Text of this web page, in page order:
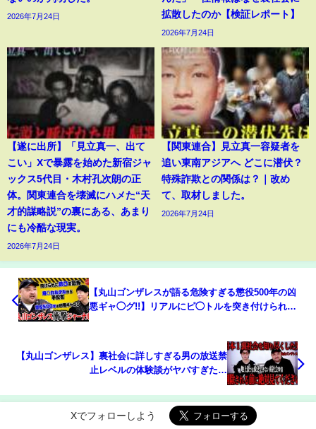
2026年7月24日
拡散したのか【検証レポート】
2026年7月24日
【遂に出所】「見立真一、出て
こい」Xで暴露を始めた新宿ジャ
ックス5代目・木村孔次朗の正
体。関東連合を壊滅にハメた“天
才的謀略説”の裏にある、あまり
にも冷酷な現実。
2026年7月24日
【関東連合】見立真一容疑者を
追い東南アジアへ どこに潜伏？
特殊詐欺との関係は？｜改め
て、取材しました。
2026年7月24日
【丸山ゴンザレスが語る危険すぎる懲役500年の凶
悪ギャ◯グ!!】リアルにピ◯トルを突き付けられた!!
【丸山ゴンザレス】裏社会に詳しすぎる男の放送禁
止レベルの体験談がヤバすぎた…
Xでフォローしよう